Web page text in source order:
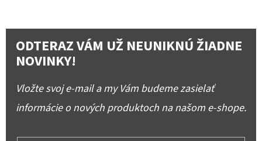
ODTERAZ VÁM UŽ NEUNIKNÚ ŽIADNE
NOVINKY!
Vložte svoj e-mail a my Vám budeme zasielať
informácie o nových produktoch na našom e-shope.